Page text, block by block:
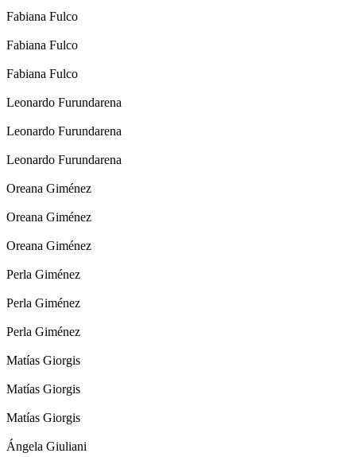
Fabiana Fulco
Fabiana Fulco
Fabiana Fulco
Leonardo Furundarena
Leonardo Furundarena
Leonardo Furundarena
Oreana Giménez
Oreana Giménez
Oreana Giménez
Perla Giménez
Perla Giménez
Perla Giménez
Matías Giorgis
Matías Giorgis
Matías Giorgis
Ángela Giuliani